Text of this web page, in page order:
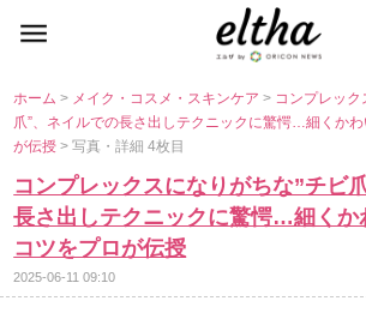
ホーム> メイク・コスメ・スキンケア> コンプレック
爪”、ネイルでの長さ出しテクニックに驚愕…細くか
が伝授> 写真・詳細 4枚目
コンプレックスになりがちな”チビ
長さ出しテクニックに驚愕…細くか
コツをプロが伝授
2025-06-11 09:10